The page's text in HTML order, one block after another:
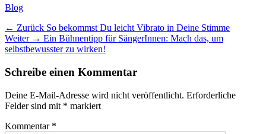
Kategorien
Blog
Beitragsnavigation
← Zurück Vorheriger
Beitrag:
So bekommst Du leicht Vibrato in Deine Stimme
Weiter → Nächster
Beitrag:
Ein Bühnentipp für SängerInnen: Mach das, um
selbstbewusster zu wirken!
Schreibe einen Kommentar
Deine E-Mail-Adresse wird nicht veröffentlicht. Erforderliche
Felder sind mit * markiert
Kommentar *